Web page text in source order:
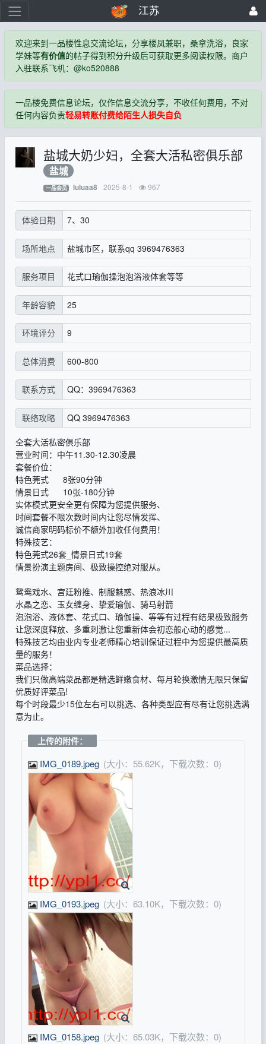
江苏
欢迎来到一品楼性息交流论坛，分享楼凤兼职，桑拿洗浴，良家
学妹等有价值的帖子得到积分升级后可获取更多阅读权限。商户
入驻联系飞机：@ko520888
一品楼免费信息论坛，仅作信息交流分享，不收任何费用，不对
任何内容负责轻易转账付费给陌生人损失自负
盐城大奶少妇，全套大活私密俱乐部
盐城
一品会员 luluaa8 2025-8-1 967
体验日期 7、30
场所地点 盐城市区，联系qq 3969476363
服务项目 花式口瑜伽操泡泡浴液体套等等
年龄容貌 25
环境评分 9
总体消费 600-800
联系方式 QQ：3969476363
联络攻略 QQ 3969476363
全套大活私密俱乐部
营业时间：中午11.30-12.30凌晨
套餐价位：
特色莞式 8张90分钟
情景日式 10张-180分钟
实体模式更安全更有保障为您提供服务、
时间套餐不限次数时间内让您尽情发挥、
诚信商家明码标价不额外加收任何费用！
特殊技艺：
特色莞式26套_情景日式19套
情景扮演主题房间、极致操控绝对服从。
鸳鸯戏水、宫廷粉推、制服魅惑、热浪冰川
水晶之恋、玉女缠身、挚爱瑜伽、骑马射箭
泡泡浴、液体套、花式口、瑜伽操、等等有过程有结果极致服务
让您深度释放、多重刺激让您重新体会初恋般心动的感觉...
特殊技艺均由业内专业老师精心培训保证过程中为您提供最高质
量的服务！
菜品选择：
我们只做高端菜品都是精选鲜嫩食材、每月轮换激情无限只保留
优质好评菜品!
每个时段最少15位左右可以挑选、各种类型应有尽有让您挑选满
意为止。
上传的附件：
IMG_0189.jpeg (大小：55.62K，下载次数：0)
IMG_0193.jpeg (大小：63.10K，下载次数：0)
IMG_0158.jpeg (大小：65.03K，下载次数：0)